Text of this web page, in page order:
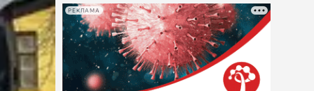
РЕКЛАМА